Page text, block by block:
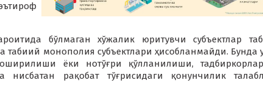
бўлмаган хўжалик юритувчи субъектлар
монополия субъектлари ҳисобланмайди. Бунда
ёки нотўғри қўлланилиши,
нисбатан рақобат тўғрисидаги қонунчилик